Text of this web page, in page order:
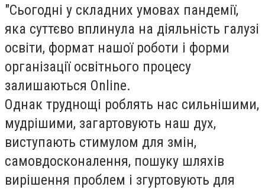
"Сьогодні у складних умовах пандемії,
яка суттєво вплинула на діяльність галузі
освіти, формат нашої роботи і форми
організації освітнього процесу
залишаються Online.
Однак труднощі роблять нас сильнішими,
мудрішими, загартовують наш дух,
виступають стимулом для змін,
самовдосконалення, пошуку шляхів
вирішення проблем і згуртовують для